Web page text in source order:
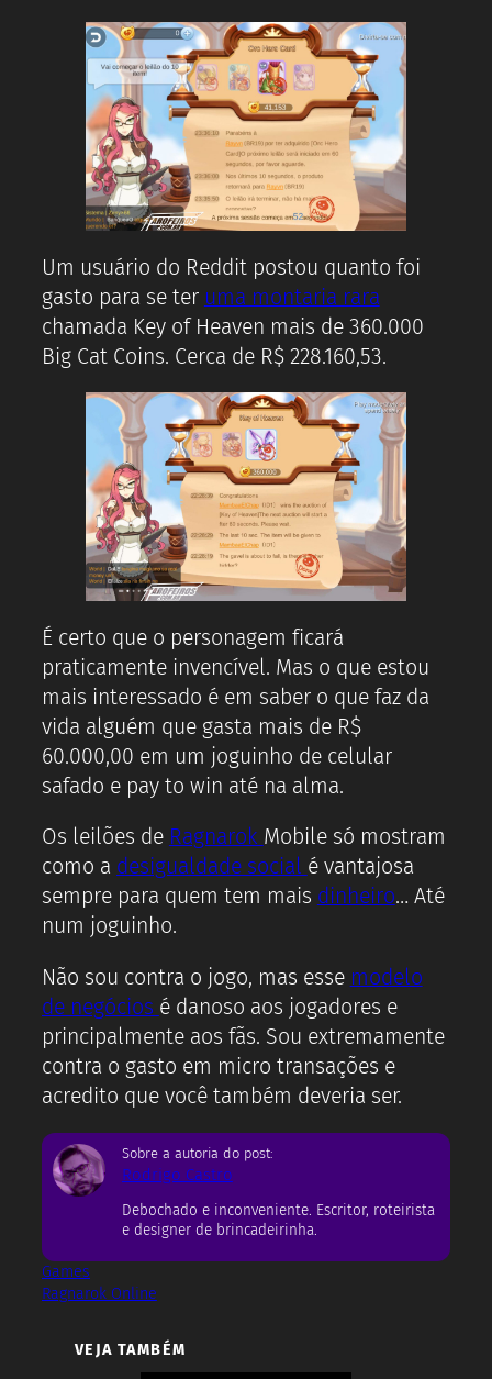
Um usuário do Reddit postou quanto foi
gasto para se ter uma montaria rara
chamada Key of Heaven mais de 360.000
Big Cat Coins. Cerca de R$ 228.160,53.
É certo que o personagem ficará
praticamente invencível. Mas o que estou
mais interessado é em saber o que faz da
vida alguém que gasta mais de R$
60.000,00 em um joguinho de celular
safado e pay to win até na alma.
Os leilões de Ragnarok Mobile só mostram
como a desigualdade social é vantajosa
sempre para quem tem mais dinheiro… Até
num joguinho.
Não sou contra o jogo, mas esse modelo
de negócios é danoso aos jogadores e
principalmente aos fãs. Sou extremamente
contra o gasto em micro transações e
acredito que você também deveria ser.
Sobre a autoria do post:
Rodrigo Castro
Debochado e inconveniente. Escritor, roteirista
e designer de brincadeirinha.
Games
Ragnarok Online
VEJA TAMBÉM